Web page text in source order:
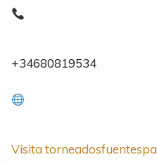
+34680819534
Visita